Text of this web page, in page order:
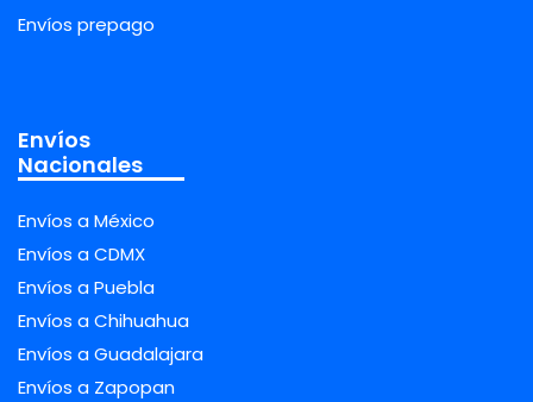
Envíos prepago
Envíos
Nacionales
Envíos a México
Envíos a CDMX
Envíos a Puebla
Envíos a Chihuahua
Envíos a Guadalajara
Envíos a Zapopan